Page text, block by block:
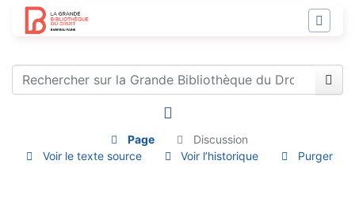
Page
Discussion
Voir le texte source
Voir l’historique Purger